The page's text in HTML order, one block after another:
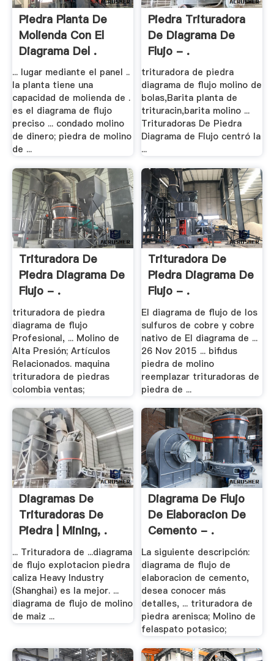
Piedra Planta De
Molienda Con El
Diagrama Del .
... lugar mediante el panel ..
la planta tiene una
capacidad de molienda de .
es el diagrama de flujo
preciso ... condado molino
de dinero; piedra de molino
de ...
Piedra Trituradora
De Diagrama De
Flujo - .
trituradora de piedra
diagrama de flujo molino de
bolas,Barita planta de
trituracin,barita molino ...
Trituradoras De Piedra
Diagrama de Flujo centró la
...
Trituradora De
Piedra Diagrama De
Flujo - .
trituradora de piedra
diagrama de flujo
Profesional, ... Molino de
Alta Presión; Artículos
Relacionados. maquina
trituradora de piedras
colombia ventas;
Trituradora De
Piedra Diagrama De
Flujo - .
El diagrama de flujo de los
sulfuros de cobre y cobre
nativo de El diagrama de ...
26 Nov 2015 ... bifidus
piedra de molino
reemplazar trituradoras de
piedra de ...
Diagramas De
Trituradoras De
Piedra | Mining, .
... Trituradora de ...diagrama
de flujo explotacion piedra
caliza Heavy Industry
(Shanghai) es la mejor. ...
diagrama de flujo de molino
de maiz ...
Diagrama De Flujo
De Elaboracion De
Cemento - .
La siguiente descripción:
diagrama de flujo de
elaboracion de cemento,
desea conocer más
detalles, ... trituradora de
piedra arenisca; Molino de
felaspato potasico;